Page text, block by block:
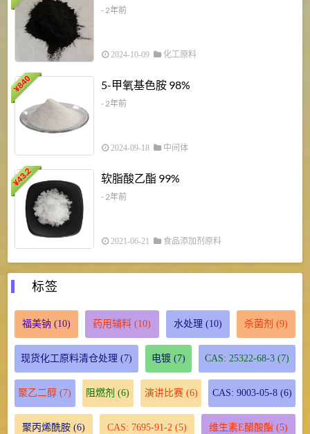
- 2年前
2024-10-09 化工原料
¥
840 5-甲氧基色胺 98%
- 2年前
2024-09-18 中间体
¥
43.2 软脂酸乙酯 99%
- 2年前
2021-06-21 食品添加剂原料
标签
福美钠 (10) 药用辅料 (10) 水处理 (10) 杀菌剂 (9)
现货化工原料清仓处理 (7) 电镀 (7) CAS: 25322-68-3 (7)
聚乙二醇 (7) 阻燃剂 (6) 演讲比赛(6) CAS: 9003-05-8(6)
聚丙烯酰胺(6) CAS: 7695-91-2 (5) 维生素E醋酸酯 (5)